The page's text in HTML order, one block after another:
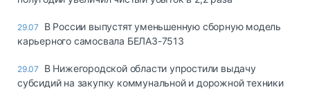
29.07
В России выпустят уменьшенную сборную модель
карьерного самосвала БЕЛАЗ-7513
29.07
В Нижегородской области упростили выдачу
субсидий на закупку коммунальной и дорожной техники